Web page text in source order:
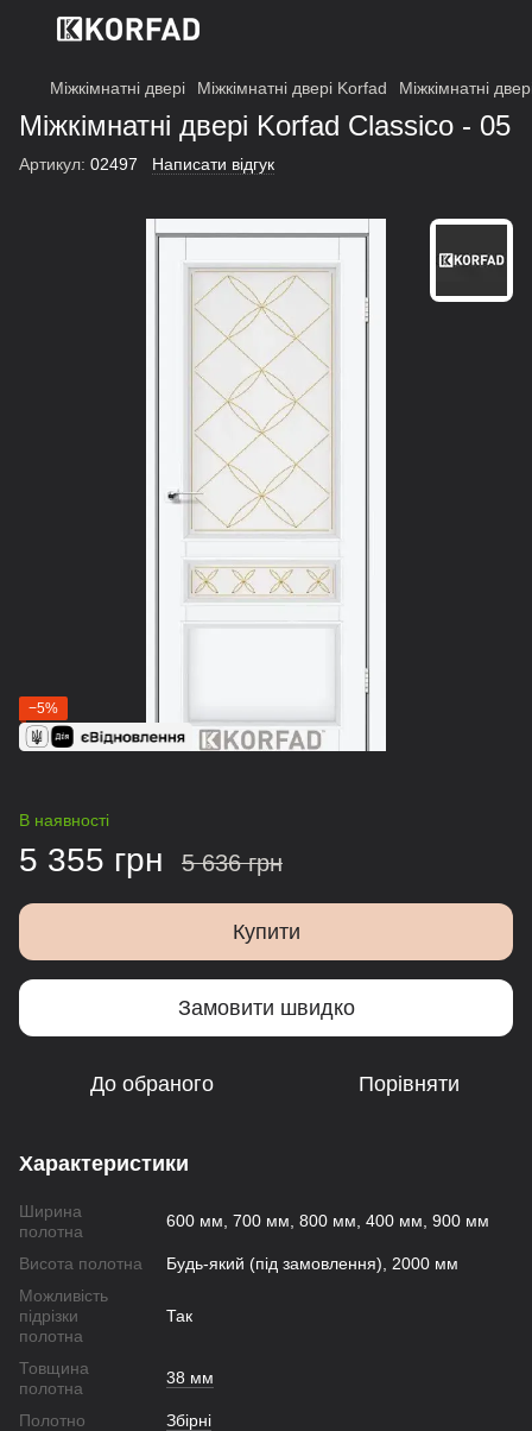
Міжкімнатні двері Міжкімнатні двері Korfad Міжкімнатні
Міжкімнатні двері Korfad Classico - 05
Артикул: 02497 Написати відгук
−5%
В наявності
5 355 грн 5 636 грн
Купити
Замовити швидко
До обраного Порівняти
Характеристики
Ширина
полотна
600 мм, 700 мм, 800 мм, 400 мм, 900 мм
Висота полотна
Будь-який (під замовлення), 2000 мм
Можливість
підрізки
полотна
Так
Товщина
полотна
38 мм
Полотно
Збірні